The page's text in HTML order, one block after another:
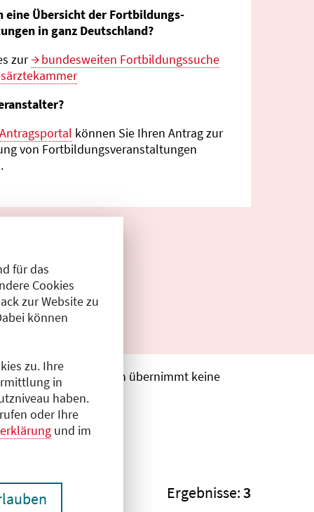
für das
Cookies
zur Website zu
können
zu. Ihre
in
haben.
oder Ihre
und im
eine Übersicht der Fortbildungs­
in ganz Deutschland?
zur
bundes­weiten Fortbildungs­suche
können Sie Ihren Antrag zur
von Fortbildungs­veranstaltungen
Ärztekammer Berlin übernimmt keine
Ergebnisse:3